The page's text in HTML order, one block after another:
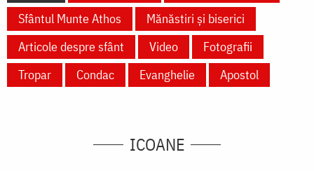
Sfântul Munte Athos
Mănăstiri și biserici
Articole despre sfânt
Video
Fotografii
Tropar
Condac Evanghelie Apostol
ICOANE